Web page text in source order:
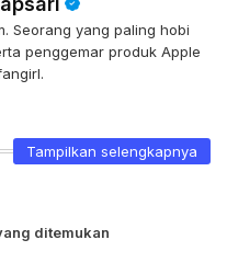
Seorang yang paling hobi
penggemar produk Apple
Tampilkan selengkapnya
ditemukan